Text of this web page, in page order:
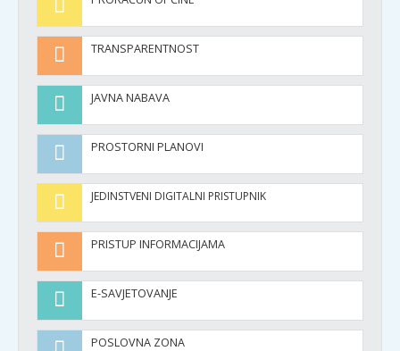
TRANSPARENTNOST
JAVNA NABAVA
PROSTORNI PLANOVI
JEDINSTVENI DIGITALNI PRISTUPNIK
PRISTUP INFORMACIJAMA
E-SAVJETOVANJE
POSLOVNA ZONA